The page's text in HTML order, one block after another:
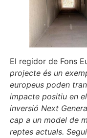
El regidor de Fons
projecte és un
europeus poden
impacte positiu en
inversió Next
cap a un model de
reptes actuals.